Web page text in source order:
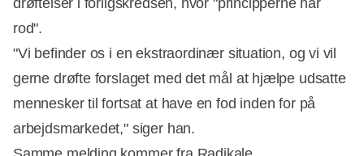
rod".
"Vi befinder os i en ekstraordinær situation, og vi vil
gerne drøfte forslaget med det mål at hjælpe udsatte
mennesker til fortsat at have en fod inden for på
arbejdsmarkedet," siger han.